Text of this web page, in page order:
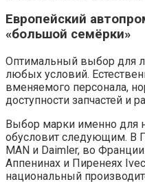
Европейский
«большой семёрки»
Оптимальный выбор для
любых условий.
вменяемого персонала,
доступности запчастей и
Выбор марки именно для
обусловит следующим. В
MAN и Daimler, во
Аппенинах и Пиренеях
национальный